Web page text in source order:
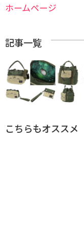
ホームページ
記事一覧
こちらもオススメ